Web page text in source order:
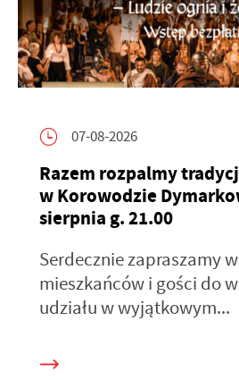
07-08-2026
Razem rozpalmy
w Korowodzie
sierpnia g. 21.00
Serdecznie zapraszamy
mieszkańców i gości do
udziału w wyjątkowym...